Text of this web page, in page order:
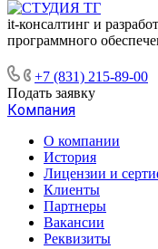
it-консалтинг и
программного
+7 (831) 215-89-00
Подать заявку
Компания
О компании
История
Лицензии и
Клиенты
Партнеры
Вакансии
Реквизиты